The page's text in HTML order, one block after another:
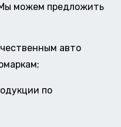
можем предложить
авто
по